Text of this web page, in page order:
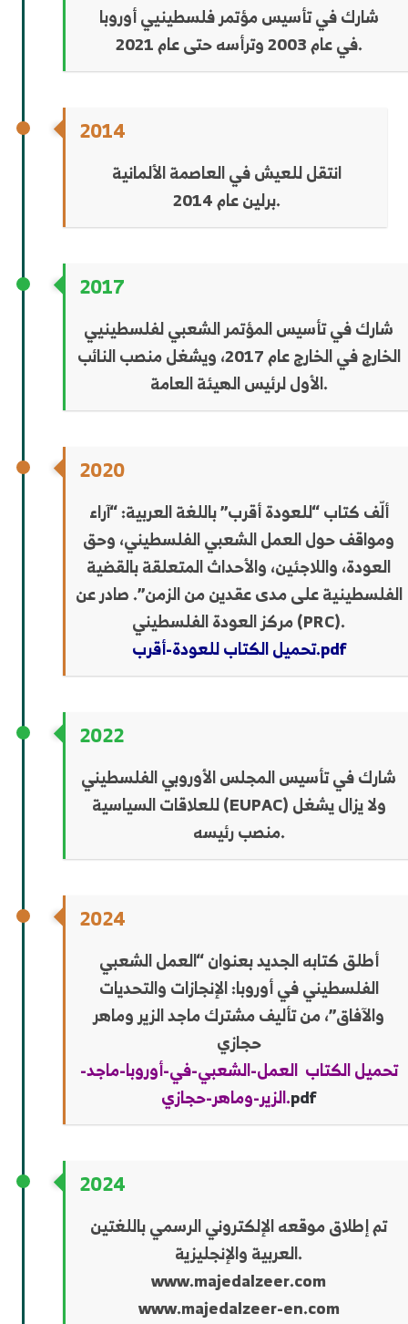
شارك في تأسيس مؤتمر فلسطينيي أوروبا
في عام 2003 وترأسه حتى عام 2021.
2014
انتقل للعيش في العاصمة الألمانية
برلين عام 2014.
2017
شارك في تأسيس المؤتمر الشعبي لفلسطينيي
الخارج في الخارج عام 2017، ويشغل منصب النائب
الأول لرئيس الهيئة العامة.
2020
ألّف كتاب “للعودة أقرب” باللغة العربية: “آراء
ومواقف حول العمل الشعبي الفلسطيني، وحق
العودة، واللاجئين، والأحداث المتعلقة بالقضية
الفلسطينية على مدى عقدين من الزمن”. صادر عن
مركز العودة الفلسطيني (PRC).
تحميل الكتاب للعودة-أقرب.pdf
2022
شارك في تأسيس المجلس الأوروبي الفلسطيني
للعلاقات السياسية (EUPAC) ولا يزال يشغل
منصب رئيسه.
2024
أطلق كتابه الجديد بعنوان “العمل الشعبي
الفلسطيني في أوروبا: الإنجازات والتحديات
والآفاق”، من تأليف مشترك ماجد الزير وماهر
حجازي
تحميل الكتاب العمل-الشعبي-في-أوروبا-ماجد-
الزير-وماهر-حجازي.pdf
2024
تم إطلاق موقعه الإلكتروني الرسمي باللغتين
العربية والإنجليزية.
www.majedalzeer.com
www.majedalzeer-en.com